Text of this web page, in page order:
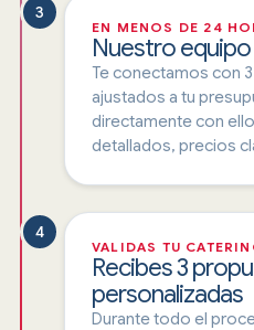
3
EN MENOS DE 24
Nuestro
Te conectamos con
ajustados a tu
directamente con
detallados, precios
4
VALIDAS TU
Recibes 3
personalizadas
Durante todo el